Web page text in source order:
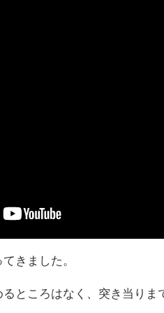
きました。
ところはなく、突き当りま